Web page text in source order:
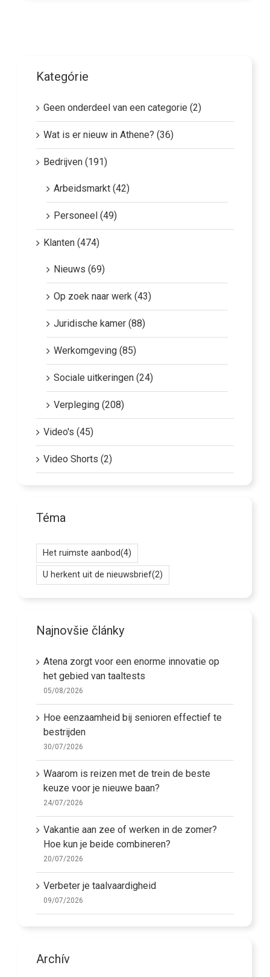
Kategórie
Geen onderdeel van een categorie (2)
Wat is er nieuw in Athene? (36)
Bedrijven (191)
Arbeidsmarkt (42)
Personeel (49)
Klanten (474)
Nieuws (69)
Op zoek naar werk (43)
Juridische kamer (88)
Werkomgeving (85)
Sociale uitkeringen (24)
Verpleging (208)
Video's (45)
Video Shorts (2)
Téma
Het ruimste aanbod(4)
U herkent uit de nieuwsbrief(2)
Najnovšie články
Atena zorgt voor een enorme innovatie op
het gebied van taaltests
05/08/2026
Hoe eenzaamheid bij senioren effectief te
bestrijden
30/07/2026
Waarom is reizen met de trein de beste
keuze voor je nieuwe baan?
24/07/2026
Vakantie aan zee of werken in de zomer?
Hoe kun je beide combineren?
20/07/2026
Verbeter je taalvaardigheid
09/07/2026
Archív